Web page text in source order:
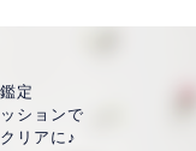
定
ションで
リアに♪